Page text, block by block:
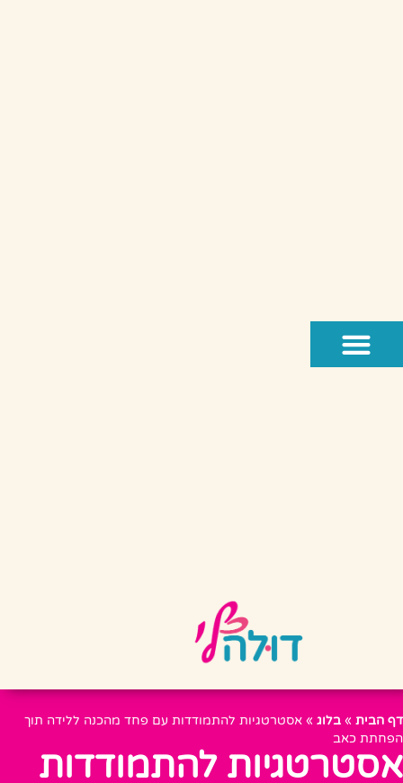
דף הבית » בלוג » אסטרטגיות להתמודדות עם פחד מהכנה ללידה תוך
הפחתת כאב
אסטרטגיות להתמודדות